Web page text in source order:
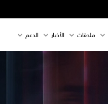
ملحقات الأخبار الدعم